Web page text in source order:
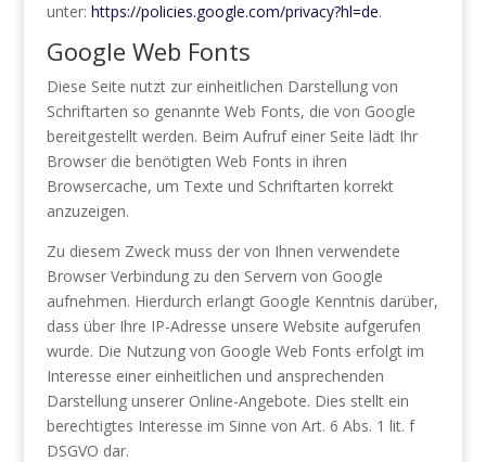
unter: https://policies.google.com/privacy?hl=de.
Google Web Fonts
Diese Seite nutzt zur einheitlichen Darstellung von
Schriftarten so genannte Web Fonts, die von Google
bereitgestellt werden. Beim Aufruf einer Seite lädt Ihr
Browser die benötigten Web Fonts in ihren
Browsercache, um Texte und Schriftarten korrekt
anzuzeigen.
Zu diesem Zweck muss der von Ihnen verwendete
Browser Verbindung zu den Servern von Google
aufnehmen. Hierdurch erlangt Google Kenntnis darüber,
dass über Ihre IP-Adresse unsere Website aufgerufen
wurde. Die Nutzung von Google Web Fonts erfolgt im
Interesse einer einheitlichen und ansprechenden
Darstellung unserer Online-Angebote. Dies stellt ein
berechtigtes Interesse im Sinne von Art. 6 Abs. 1 lit. f
DSGVO dar.